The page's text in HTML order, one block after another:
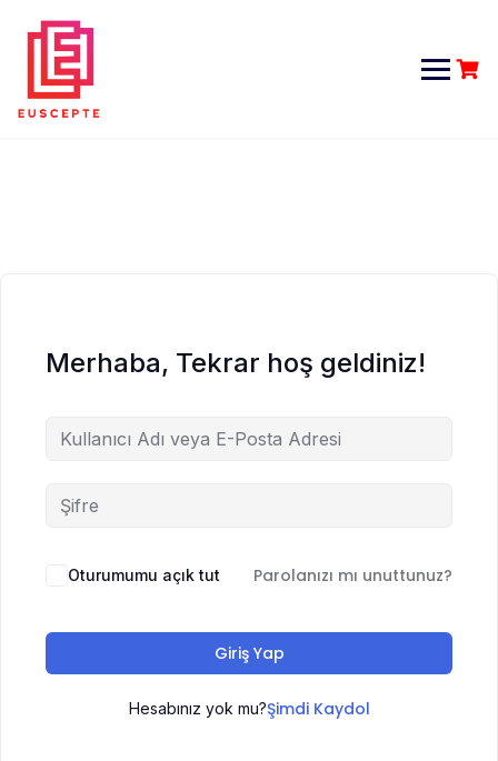
content
Merhaba, Tekrar hoş geldiniz!
Oturumumu açık tut Parolanızı mı unuttunuz?
Giriş Yap
Hesabınız yok mu?Şimdi Kaydol